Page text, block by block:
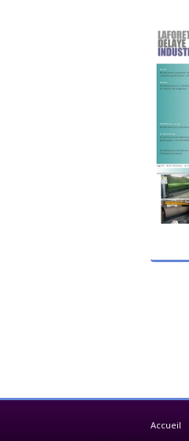
Accueil